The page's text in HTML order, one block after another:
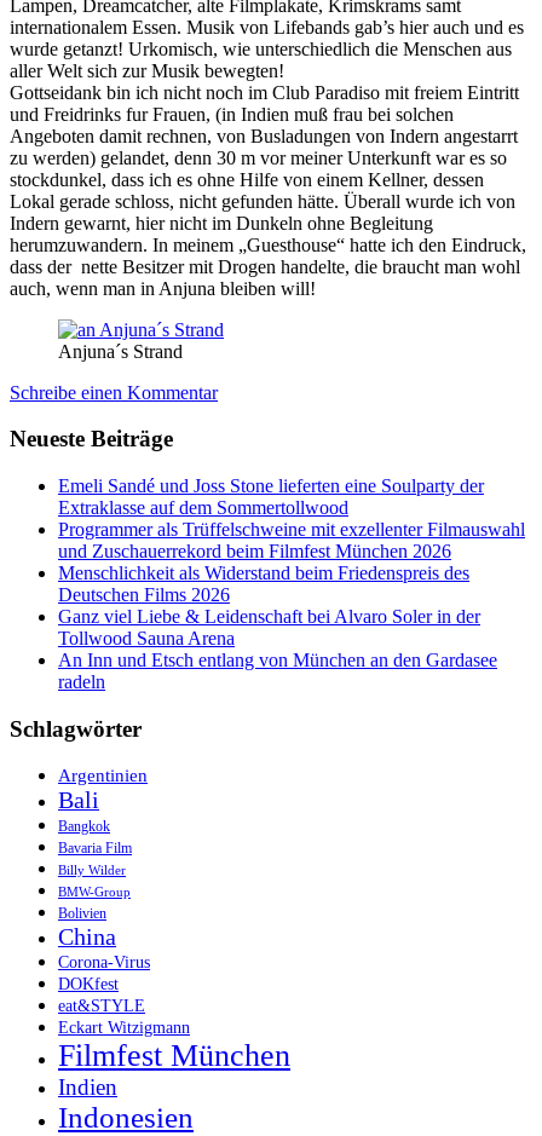
Lampen, Dreamcatcher, alte Filmplakate, Krimskrams samt
internationalem Essen. Musik von Lifebands gab’s hier auch und es
wurde getanzt! Urkomisch, wie unterschiedlich die Menschen aus
aller Welt sich zur Musik bewegten!
Gottseidank bin ich nicht noch im Club Paradiso mit freiem Eintritt
und Freidrinks fur Frauen, (in Indien muß frau bei solchen
Angeboten damit rechnen, von Busladungen von Indern angestarrt
zu werden) gelandet, denn 30 m vor meiner Unterkunft war es so
stockdunkel, dass ich es ohne Hilfe von einem Kellner, dessen
Lokal gerade schloss, nicht gefunden hätte. Überall wurde ich von
Indern gewarnt, hier nicht im Dunkeln ohne Begleitung
herumzuwandern. In meinem „Guesthouse“ hatte ich den Eindruck,
dass der nette Besitzer mit Drogen handelte, die braucht man wohl
auch, wenn man in Anjuna bleiben will!
Anjuna´s Strand
Schreibe einen Kommentar
Neueste Beiträge
Emeli Sandé und Joss Stone lieferten eine Soulparty der
Extraklasse auf dem Sommertollwood
Programmer als Trüffelschweine mit exzellenter Filmauswahl
und Zuschauerrekord beim Filmfest München 2026
Menschlichkeit als Widerstand beim Friedenspreis des
Deutschen Films 2026
Ganz viel Liebe & Leidenschaft bei Alvaro Soler in der
Tollwood Sauna Arena
An Inn und Etsch entlang von München an den Gardasee
radeln
Schlagwörter
Argentinien
Bali
Bangkok
Bavaria Film
Billy Wilder
BMW-Group
Bolivien
China
Corona-Virus
DOKfest
eat&STYLE
Eckart Witzigmann
Filmfest München
Indien
Indonesien